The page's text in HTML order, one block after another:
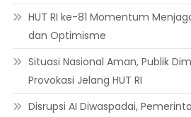
HUT RI ke-81 Momentum
dan Optimisme
Situasi Nasional Aman, Publik
Provokasi Jelang HUT RI
Disrupsi AI Diwaspadai,